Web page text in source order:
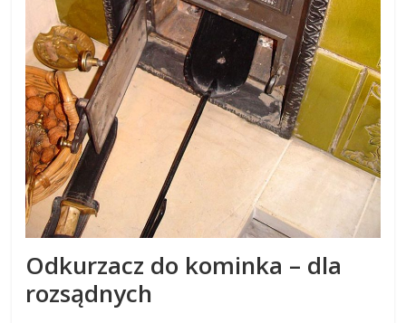
Odkurzacz do kominka – dla
rozsądnych